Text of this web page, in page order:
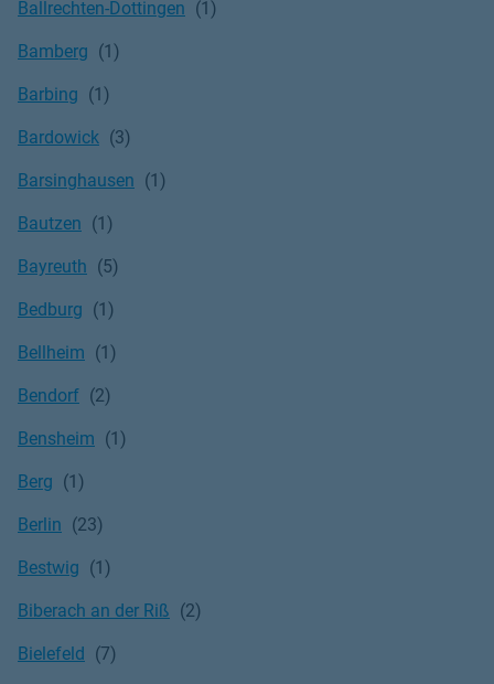
Ballrechten-Dottingen
Bamberg
Barbing
Bardowick
Barsinghausen
Bautzen
Bayreuth
Bedburg
Bellheim
Bendorf
Bensheim
Berg
Berlin
Bestwig
Biberach an der Riß
Bielefeld